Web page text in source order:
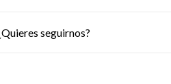
seguirnos?